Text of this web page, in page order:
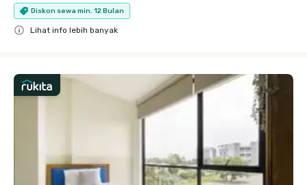
Diskon sewa min. 12 Bulan
Lihat info lebih banyak